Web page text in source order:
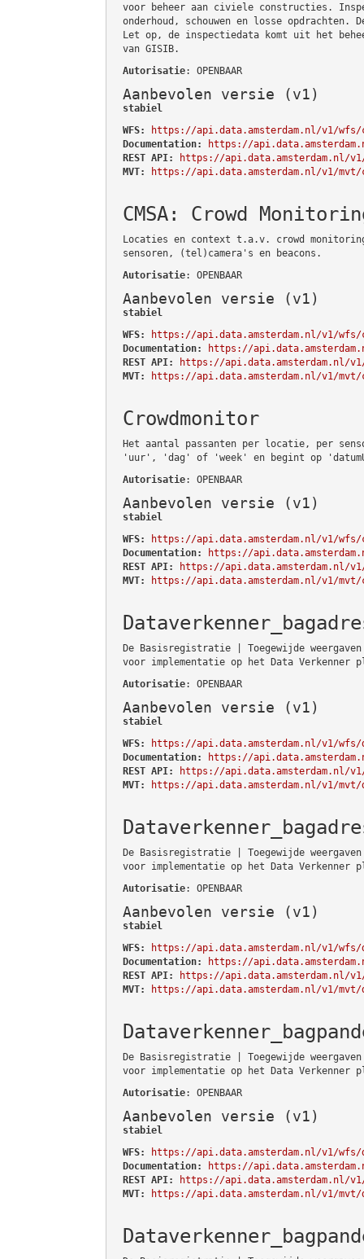
voor beheer aan civiele constructies.
onderhoud, schouwen en losse opdrachten.
Let op, de inspectiedata komt uit het
van GISIB.
Autorisatie: OPENBAAR
Aanbevolen versie (v1)
stabiel
WFS:
https://api.data.amsterdam.nl/v1/
Documentation:
https://
REST API:
https://api.data.amsterdam.nl/
MVT:
https://api.data.amsterdam.nl/v1/
CMSA: Crowd
Locaties en context t.a.v. crowd
sensoren, (tel)camera's en beacons.
Autorisatie: OPENBAAR
Aanbevolen versie (v1)
stabiel
WFS:
https://api.data.amsterdam.nl/v1/wfs/
Documentation:
https://
REST API:
https://api.data.amsterdam.nl/v1/
MVT:
https://api.data.amsterdam.nl/v1/mvt/
Crowdmonitor
Het aantal passanten per locatie, per
'uur', 'dag' of 'week' en begint op
Autorisatie: OPENBAAR
Aanbevolen versie (v1)
stabiel
WFS:
https://api.data.amsterdam.nl/v1/wfs/
Documentation:
https://
REST API:
https://api.data.amsterdam.nl/
MVT:
https://api.data.amsterdam.nl/v1/mvt/
De Basisregistratie | Toegewijde
voor implementatie op het Data Verkenner
Autorisatie: OPENBAAR
Aanbevolen versie (v1)
stabiel
WFS:
https://api.data.amsterdam.nl/v1/wfs/
Documentation:
https://
REST API:
https://api.data.amsterdam.nl/
MVT:
https://api.data.amsterdam.nl/v1/mvt/
De Basisregistratie | Toegewijde
voor implementatie op het Data Verkenner
Autorisatie: OPENBAAR
Aanbevolen versie (v1)
stabiel
WFS:
https://api.data.amsterdam.nl/v1/wfs/
Documentation:
https://
REST API:
https://api.data.amsterdam.nl/
MVT:
https://api.data.amsterdam.nl/v1/mvt/
De Basisregistratie | Toegewijde
voor implementatie op het Data Verkenner
Autorisatie: OPENBAAR
Aanbevolen versie (v1)
stabiel
WFS:
https://api.data.amsterdam.nl/v1/wfs/
Documentation:
https://
REST API:
https://api.data.amsterdam.nl/v1/
MVT:
https://api.data.amsterdam.nl/v1/mvt/